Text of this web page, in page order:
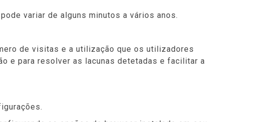
variar de alguns minutos a vários anos.
de visitas e a utilização que os utilizadores
e para resolver as lacunas detetadas e facilitar a